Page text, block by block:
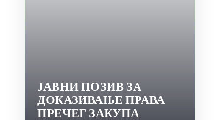
ЈАВНИ ПОЗИВ ЗА
ДОКАЗИВАЊЕ ПРАВА
ПРЕЧЕГ ЗАКУПА